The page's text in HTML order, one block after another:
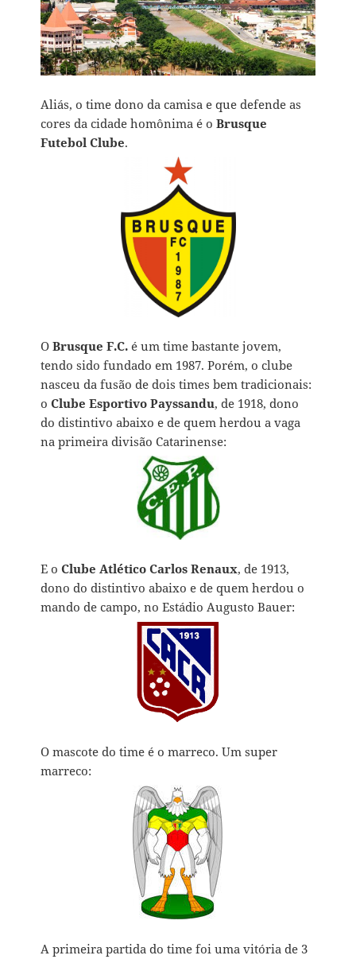
Aliás, o time dono da camisa e que defende as
cores da cidade homônima é oBrusque
Futebol Clube.
OBrusque F.C. é um time bastante jovem,
tendo sido fundado em 1987. Porém, o clube
nasceu da fusão de dois times bem tradicionais:
oClube Esportivo Payssandu, de 1918, dono
do distintivo abaixo e de quem herdou a vaga
na primeira divisão Catarinense:
E oClube Atlético Carlos Renaux, de 1913,
dono do distintivo abaixo e de quem herdou o
mando de campo, no Estádio Augusto Bauer:
O mascote do time é o marreco. Um super
marreco:
A primeira partida do time foi uma vitória de 3